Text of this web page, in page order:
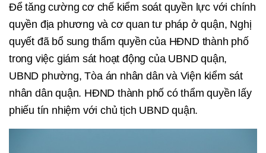
Để tăng cường cơ chế kiểm soát quyền lực với chính
quyền địa phương và cơ quan tư pháp ở quận, Nghị
quyết đã bổ sung thẩm quyền của HĐND thành phố
trong việc giám sát hoạt động của UBND quận,
UBND phường, Tòa án nhân dân và Viện kiểm sát
nhân dân quận. HĐND thành phố có thẩm quyền lấy
phiếu tín nhiệm với chủ tịch UBND quận.